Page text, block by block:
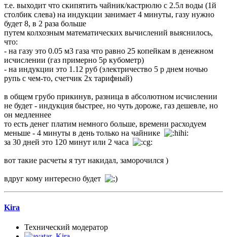
т.е. выходит что скипятить чайник/кастрюлю с 2.5л воды (1й
столбик слева) на индукции занимает 4 минуты, газу нужно
будет 8, в 2 раза больше
путем колхозным математических вычислений выяснилось,
что:
- на газу это 0.05 м3 газа что равно 25 копейкам в денежном
исчислении (газ примерно 5р кубометр)
- на индукции это 1.12 руб (электричество 5 р днем ночью
рупь с чем-то, счетчик 2х тарифный)
в общем грубо прикинув, разница в абсолютном исчислении
не будет - индукция быстрее, но чуть дороже, газ дешевле, но
он медленнее
то есть денег платим немного больше, времени расходуем
меньше - 4 минуты в день только на чайнике
за 30 дней это 120 минут или 2 часа
вот такие расчеты я тут накидал, заморочился )
вдруг кому интересно будет
Kira
Технический модератор